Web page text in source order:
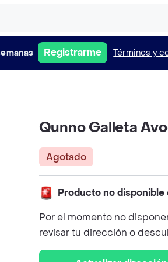
Registrarme Términos y
Qunno Galleta
Agotado
Producto no disponible
Por el momento no
revisar tu dirección o